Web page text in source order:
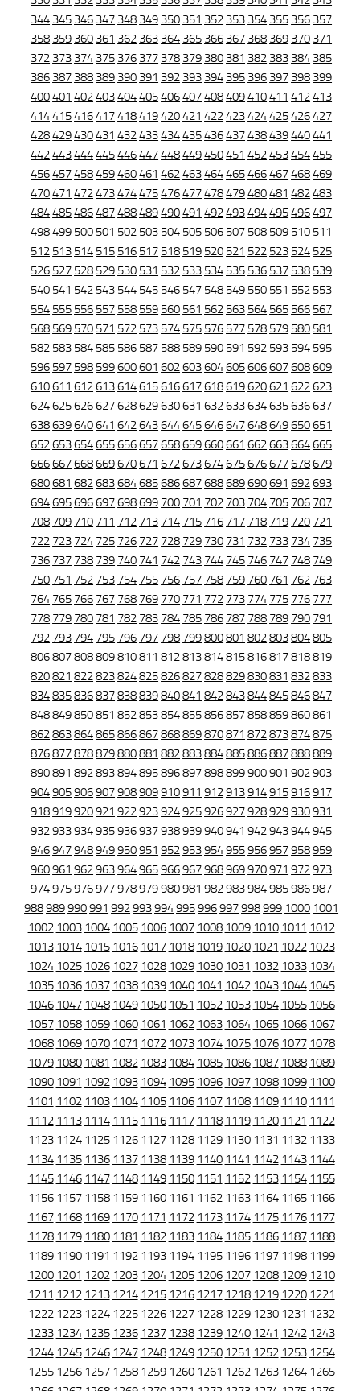
344 345 346 347 348 349 350 351 352 353 354 355 356 357
358 359 360 361 362 363 364 365 366 367 368 369 370 371
372 373 374 375 376 377 378 379 380 381 382 383 384 385
386 387 388 389 390 391 392 393 394 395 396 397 398 399
400401 402403404405406407408409410411 412413
414415416417418419420421 422423424425426427
428429430431 432433434435436437438439440441
442443444445446447448449450451 452453454455
456457458459460461 462463464465466467468469
470471 472473474475476477478479480481 482483
484485486487488489490491 492493494495496497
498499 500 501 502 503 504 505 506 507 508 509 510 511
512 513 514 515 516 517 518 519 520 521 522 523 524 525
526 527 528 529 530 531 532 533 534 535 536 537 538 539
540 541 542 543 544 545 546 547 548 549 550 551 552 553
554 555 556 557 558 559 560 561 562 563 564 565 566 567
568 569 570 571 572 573 574 575 576 577 578 579 580 581
582 583 584 585 586 587 588 589 590 591 592 593 594 595
596 597 598 599600601 602603604605606607608609
610611 612613614615616617618619620621 622623
624625626627628629630631 632633634635636637
638639640641 642643644645646647648649650651
652653654655656657658659660661 662663664665
666667668669670671 672673674675676677678679
680681 682683684685686687688689690691 692693
694695696697698699 700 701 702 703 704 705 706 707
708 709 710 711 712 713 714 715 716 717 718 719 720 721
722 723 724 725 726 727 728 729 730 731 732 733 734 735
736 737 738 739 740 741 742 743 744 745 746 747 748 749
750 751 752 753 754 755 756 757 758 759 760 761 762 763
764 765 766 767 768 769 770 771 772 773 774 775 776 777
778 779 780 781 782 783 784 785 786 787 788 789 790 791
792 793 794 795 796 797 798 799800801 802803804805
806807808809810811 812813814815816817818819
820821 822823824825826827828829830831 832833
834835836837838839840841 842843844845846847
848849850851 852853854855856857858859860861
862863864865866867868869870871 872873874875
876877878879880881 882883884885886887888889
890891 892893894895896897898899900901 902903
904905906907908909910911 912913914915916917
918919920921 922923924925926927928929930931
932933934935936937938939940941 942943944945
946947948949950951 952953954955956957958959
960961 962963964965966967968969970971 972973
974975976977978979980981 982983984985986987
988989990991 992993994995996997998999 1000 1001
1002 1003 1004 1005 1006 1007 1008 1009 1010 1011 1012
1013 1014 1015 1016 1017 1018 1019 1020 1021 1022 1023
1024 1025 1026 1027 1028 1029 1030 1031 1032 1033 1034
1035 1036 1037 1038 1039 1040 1041 1042 1043 1044 1045
1046 1047 1048 1049 1050 1051 1052 1053 1054 1055 1056
1057 1058 1059 1060 1061 1062 1063 1064 1065 1066 1067
1068 1069 1070 1071 1072 1073 1074 1075 1076 1077 1078
1079 1080 1081 1082 1083 1084 1085 1086 1087 1088 1089
1090 1091 1092 1093 1094 1095 1096 1097 1098 1099 1100
1101 1102 1103 1104 1105 1106 1107 1108 1109 1110 1111
1112 1113 1114 1115 1116 1117 1118 1119 1120 1121 1122
1123 1124 1125 1126 1127 1128 1129 1130 1131 1132 1133
1134 1135 1136 1137 1138 1139 1140 1141 1142 1143 1144
1145 1146 1147 1148 1149 1150 1151 1152 1153 1154 1155
1156 1157 1158 1159 1160 1161 1162 1163 1164 1165 1166
1167 1168 1169 1170 1171 1172 1173 1174 1175 1176 1177
1178 1179 1180 1181 1182 1183 1184 1185 1186 1187 1188
1189 1190 1191 1192 1193 1194 1195 1196 1197 1198 1199
1200 1201 1202 1203 1204 1205 1206 1207 1208 1209 1210
1211 1212 1213 1214 1215 1216 1217 1218 1219 1220 1221
1222 1223 1224 1225 1226 1227 1228 1229 1230 1231 1232
1233 1234 1235 1236 1237 1238 1239 1240 1241 1242 1243
1244 1245 1246 1247 1248 1249 1250 1251 1252 1253 1254
1255 1256 1257 1258 1259 1260 1261 1262 1263 1264 1265